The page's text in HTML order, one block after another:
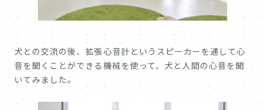
犬との交流の後、拡張心音計というスピーカーを通して心
音を聞くことができる機械を使って、犬と人間の心音を聞
いてみました。